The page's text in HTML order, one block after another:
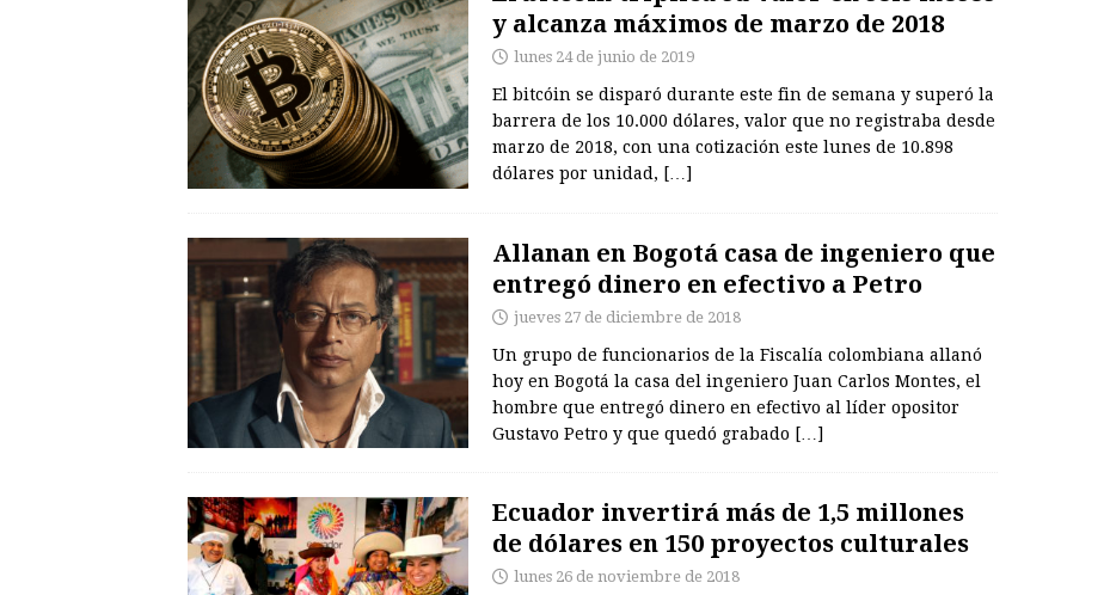
y alcanza máximos de marzo de 2018
lunes 24 de junio de 2019
El bitcóin se disparó durante este fin de semana y superó la
barrera de los 10.000 dólares, valor que no registraba desde
marzo de 2018, con una cotización este lunes de 10.898
dólares por unidad, […]
Allanan en Bogotá casa de ingeniero que
entregó dinero en efectivo a Petro
jueves 27 de diciembre de 2018
Un grupo de funcionarios de la Fiscalía colombiana allanó
hoy en Bogotá la casa del ingeniero Juan Carlos Montes, el
hombre que entregó dinero en efectivo al líder opositor
Gustavo Petro y que quedó grabado […]
Ecuador invertirá más de 1,5 millones
de dólares en 150 proyectos culturales
lunes 26 de noviembre de 2018